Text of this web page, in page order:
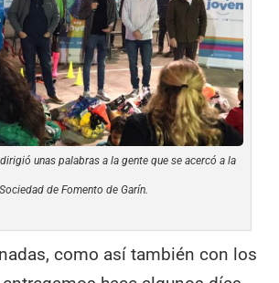
unas palabras a la gente que se acercó a la
Sociedad de Fomento de Garín.
como así también con los